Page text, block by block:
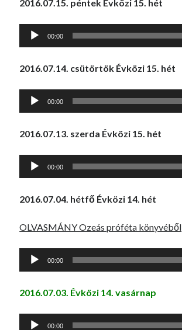
2016.07.15. péntek Évközi 15. hét
Audió
00:00
2016.07.14. csütörtök Évközi 15. hét
Audió
00:00
2016.07.13. szerda Évközi 15. hét
Audió
00:00
2016.07.04. hétfő Évközi 14. hét
OLVASMÁNY Ozeás próféta könyvéből
Audió
00:00
2016.07.03. Évközi 14. vasárnap
Audió
00:00